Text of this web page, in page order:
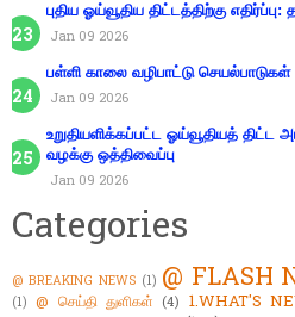
புதிய ஓய்வூதிய திட்டத்திற்கு
Jan 09 2026
பள்ளி காலை வழிபாட்டு செயல்பாடுகள்
Jan 09 2026
உறுதியளிக்கப்பட்ட ஓய்வூதியத்
வழக்கு ஒத்திவைப்பு
Jan 09 2026
Categories
@ BREAKING NEWS (1) @ FLASH
(1) @ செய்தி துளிகள் (4) 1.WHAT'S